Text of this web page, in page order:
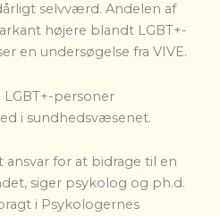
selvværd. Andelen af
højere blandt LGBT+-
en undersøgelse fra VIVE.
personer
i sundhedsvæsenet.
for at bidrage til en
siger psykolog og ph.d.
i Psykologernes